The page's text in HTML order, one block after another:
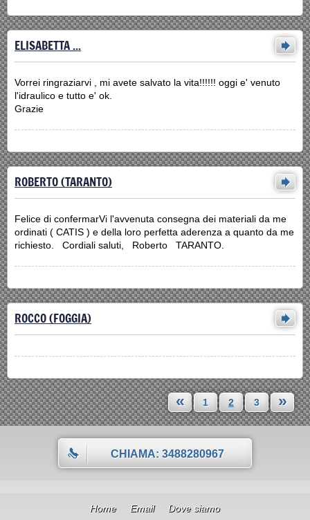
ELISABETTA ...
Vorrei ringraziarvi , mi avete salvato la vita!!!!!! oggi e' venuto
l'idraulico e tutto e' ok.
Grazie
ROBERTO (TARANTO)
Felice di confermarVi l'avvenuta consegna dei materiali da me
ordinati ( CATIS ) e della loro perfetta aderenza a quanto da me
richiesto. Cordiali saluti, Roberto TARANTO.
ROCCO (FOGGIA)
« 1 2 3 »
CHIAMA: 3488280967
Home Email Dove siamo